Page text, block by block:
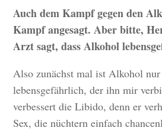
Auch dem Kampf gegen den
Kampf angesagt. Aber bitte,
Arzt sagt, dass Alkohol
Also zunächst mal ist Alkohol
lebensgefährlich, der ihn mir
verbessert die Libido, denn er
Sex, die nüchtern einfach